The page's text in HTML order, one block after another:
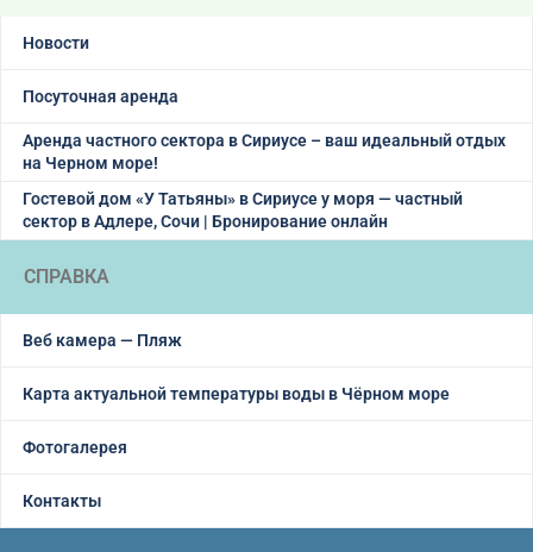
Новости
Посуточная аренда
Аренда частного сектора в Сириусе – ваш идеальный отдых
на Черном море!
Гостевой дом «У Татьяны» в Сириусе у моря — частный
сектор в Адлере, Сочи | Бронирование онлайн
СПРАВКА
Веб камера — Пляж
Карта актуальной температуры воды в Чёрном море
Фотогалерея
Контакты